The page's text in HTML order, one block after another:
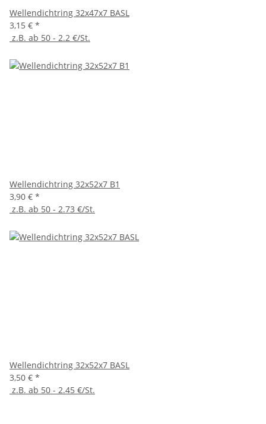
Wellendichtring 32x47x7 BASL
3,15 € *
z.B. ab 50 - 2.2 €/St.
Wellendichtring 32x52x7 B1
3,90 € *
z.B. ab 50 - 2.73 €/St.
Wellendichtring 32x52x7 BASL
3,50 € *
z.B. ab 50 - 2.45 €/St.